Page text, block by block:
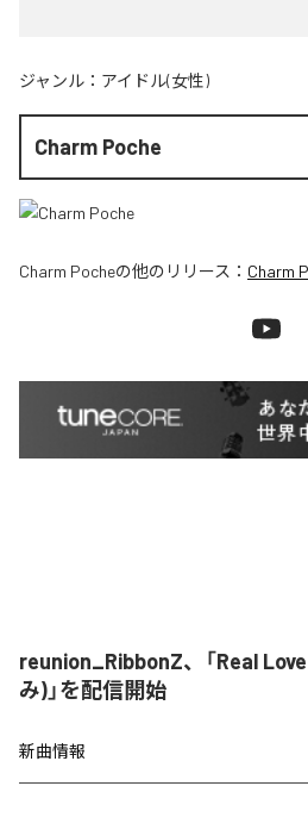
ジャンル： アイドル(女性)
Charm Poche
Charm Pocheの他のリリース： Charm
reunion_RibbonZ、「Real
み)」を配信開始
新曲情報